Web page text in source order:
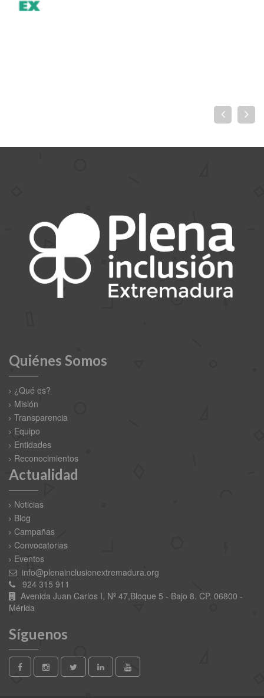
Quiénes Somos
¿Qué es?
Misión
Transparencia
Equipo
Entidades
Reconocimientos
Actualidad
Noticias
Blog
Campañas
Convocatorias
Eventos
info@plenainclusionextremadura.org
924 315 911
Avenida Juan Carlos I, Nº 47,Bloque 5 - Bajo 8. CP. 06800 -
Mérida
Síguenos